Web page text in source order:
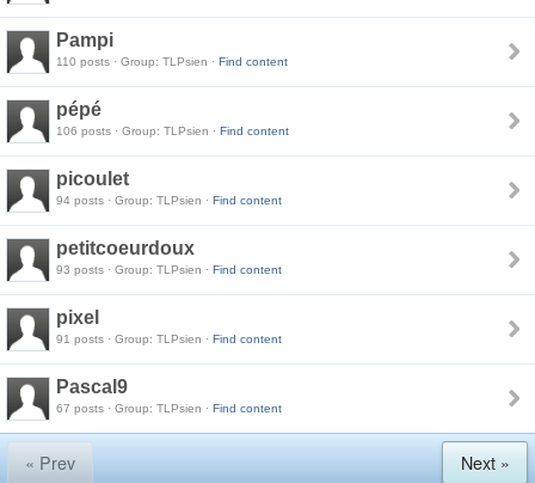
Pampi
110 posts · Group: TLPsien · Find content
pépé
106 posts · Group: TLPsien · Find content
picoulet
94 posts · Group: TLPsien · Find content
petitcoeurdoux
93 posts · Group: TLPsien · Find content
pixel
91 posts · Group: TLPsien · Find content
Pascal9
67 posts · Group: TLPsien · Find content
« Prev Next »